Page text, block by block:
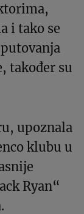
i tako se
također su
upoznala
klubu u
Ryan“